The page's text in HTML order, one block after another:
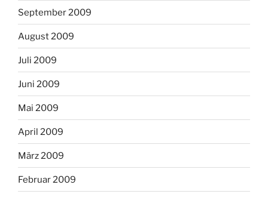
September 2009
August 2009
Juli 2009
Juni 2009
Mai 2009
April 2009
März 2009
Februar 2009